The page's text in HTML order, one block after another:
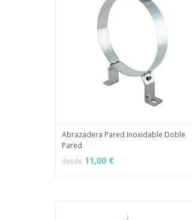
VER OPCIONES
Abrazadera Pared Inoxidable Doble
Pared
desde 11,00 €